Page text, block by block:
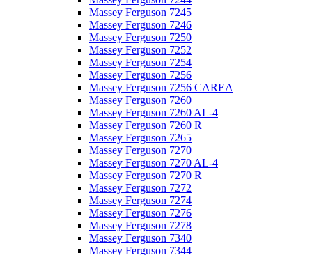
Massey Ferguson 7245
Massey Ferguson 7246
Massey Ferguson 7250
Massey Ferguson 7252
Massey Ferguson 7254
Massey Ferguson 7256
Massey Ferguson 7256 CAREA
Massey Ferguson 7260
Massey Ferguson 7260 AL-4
Massey Ferguson 7260 R
Massey Ferguson 7265
Massey Ferguson 7270
Massey Ferguson 7270 AL-4
Massey Ferguson 7270 R
Massey Ferguson 7272
Massey Ferguson 7274
Massey Ferguson 7276
Massey Ferguson 7278
Massey Ferguson 7340
Massey Ferguson 7344